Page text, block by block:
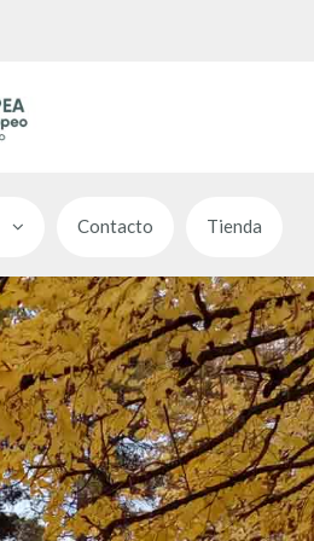
Contacto Tienda